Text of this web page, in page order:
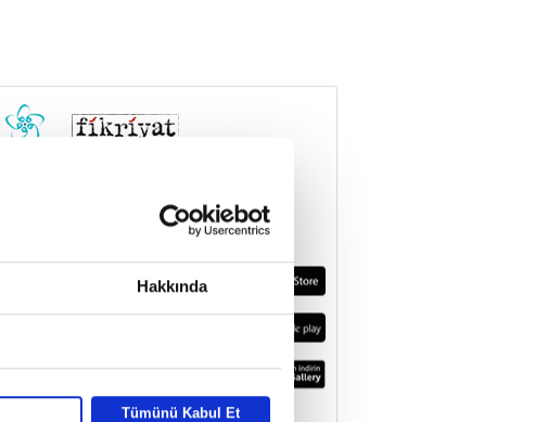
Hakkında
Tümünü Kabul Et